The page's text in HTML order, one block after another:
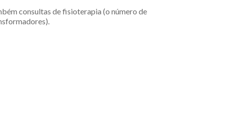
consultas de fisioterapia (o número de